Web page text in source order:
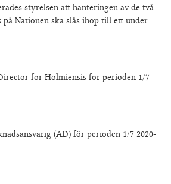
styrelsen att hanteringen av de två
Nationen ska slås ihop till ett under
för Holmiensis för perioden 1/7
(AD) för perioden 1/7 2020-